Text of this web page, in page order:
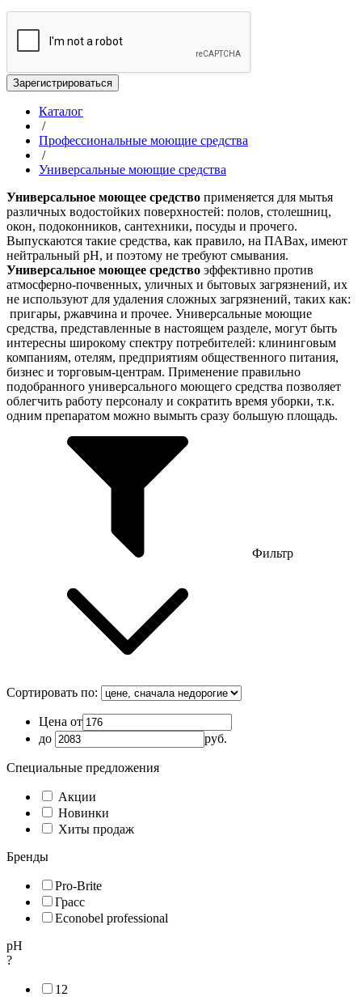
Зарегистрироваться
Каталог
/
Профессиональные моющие средства
/
Универсальные моющие средства
Универсальное моющее средство применяется для мытья
различных водостойких поверхностей: полов, столешниц,
окон, подоконников, сантехники, посуды и прочего.
Выпускаются такие средства, как правило, на ПАВах, имеют
нейтральный рН, и поэтому не требуют смывания.
Универсальное моющее средство эффективно против
атмосферно-почвенных, уличных и бытовых загрязнений, их
не используют для удаления сложных загрязнений, таких как:
пригары, ржавчина и прочее. Универсальные моющие
средства, представленные в настоящем разделе, могут быть
интересны широкому спектру потребителей: клининговым
компаниям, отелям, предприятиям общественного питания,
бизнес и торговым-центрам. Применение правильно
подобранного универсального моющего средства позволяет
облегчить работу персоналу и сократить время уборки, т.к.
одним препаратом можно вымыть сразу большую площадь.
Фильтр
Сортировать по:
Цена от
до
руб.
Специальные предложения
Акции
Новинки
Хиты продаж
Бренды
Pro-Brite
Грасс
Econobel professional
рН
?
12